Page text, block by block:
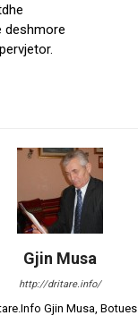
deshmore
Gjin Musa
http://dritare.info/
Gjin Musa, Botues